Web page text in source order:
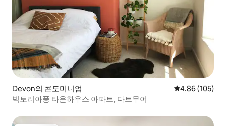
Devon의 콘도미니엄 평점 4.86점(5
4.86 (105)
빅토리아풍 타운하우스 아파트, 다트무어